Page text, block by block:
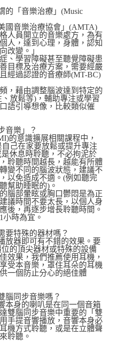
的「音樂治療」(Music
國音樂治療協會」(AMTA)
人員開立的音樂處方，為有
人，達到心理，身體，認知
改變。」
、學習障礙甚至聽覺障礙患
目標及治療方案，需要經嚴
經過認證的音療師(MT-BC)
，藉由調整腦波達到特定的
放鬆等)，輔助專注或學習
語引導想像，比較類似催
音樂」？
的意識擴展相關課程中，
己在家要放鬆或提升專注
休息時聆聽，不必拘泥於
聆聽時間越長，越能有所體
變不同的腦波狀態，建議不
以免造成不適。(例如聽完
幫助睡眠的)。
腦部暈眩或胸口鬱悶是為正
議時間不要太長，以個人身
後，再逐步增長聆聽時間。
小時為宜。
要特殊的器材嗎？
放器即可有不錯的效果。要
的頂尖器材或特殊的設備
效果，我們推薦使用耳機，
受本音樂，罩住耳朵的耳機
一個防止分心的絕佳體
腦同步音樂嗎？
本身的喇叭是在同一個音箱
雙腦同步音樂中重要的「雙
手提音響播放，音響本身必
機方式聆聽，或是在立體聲
聆聽。